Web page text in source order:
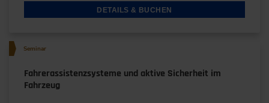
DETAILS & BUCHEN
Seminar
Fahrerassistenzsysteme und aktive Sicherheit im
Fahrzeug